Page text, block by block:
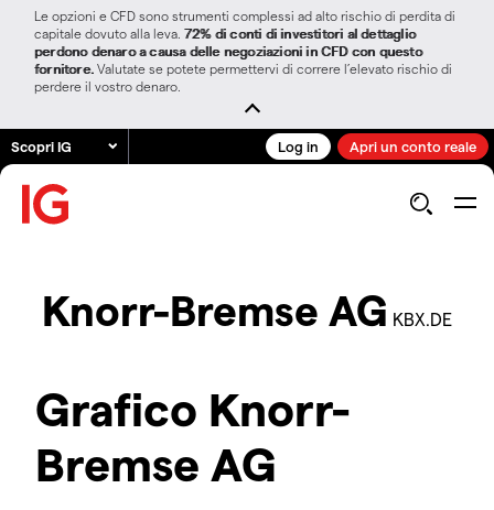
Le opzioni e CFD sono strumenti complessi ad alto rischio di perdita di
capitale dovuto alla leva. 72% di conti di investitori al dettaglio
perdono denaro a causa delle negoziazioni in CFD con questo
fornitore. Valutate se potete permettervi di correre l’elevato rischio di
perdere il vostro denaro.
Scopri IG Log in Apri un conto reale
Knorr-Bremse AG KBX.DE
Grafico Knorr-
Bremse AG